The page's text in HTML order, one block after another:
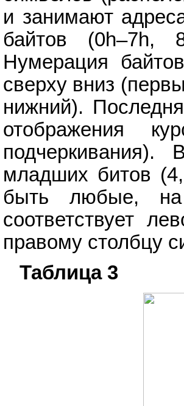
и занимают
байтов (0h–7h,
Нумерация
сверху вниз
нижний).
отображения
младших битов
быть любые,
соответствует
правому столбцу
Таблица 3